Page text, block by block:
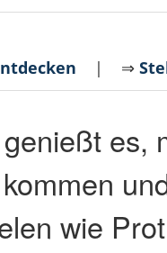
| ⇒
es,
wie